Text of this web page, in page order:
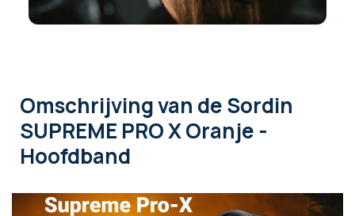
Omschrijvingvan de Sordin
SUPREME PRO X Oranje -
Hoofdband